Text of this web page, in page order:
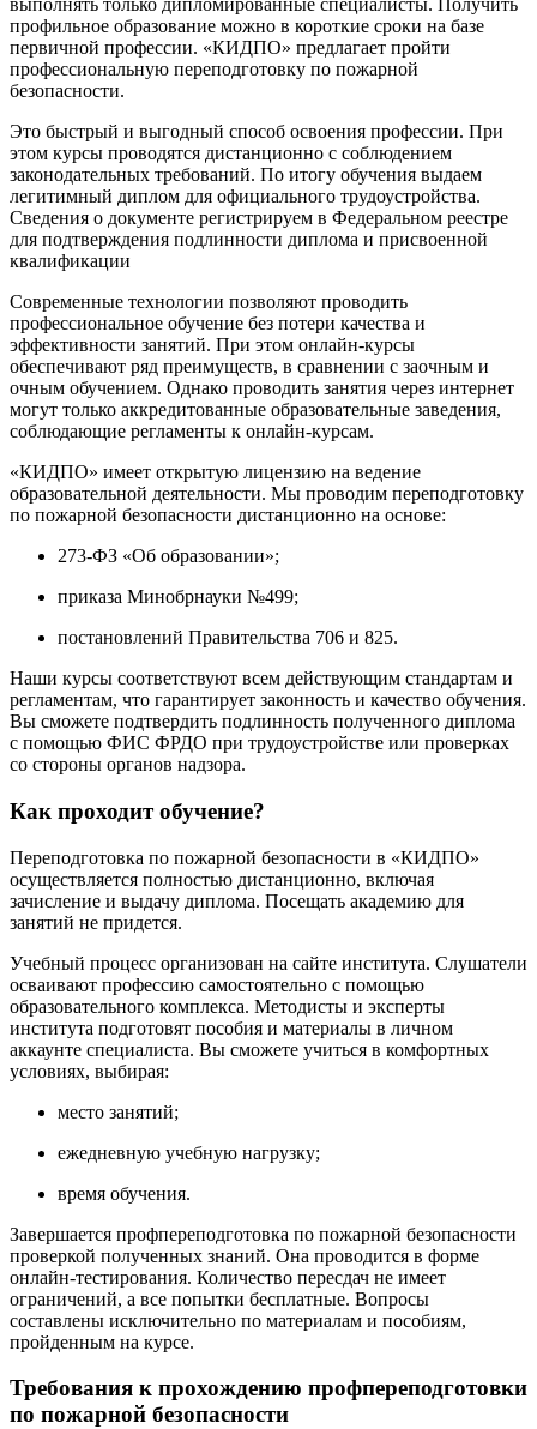
выполнять только дипломированные специалисты. Получить
профильное образование можно в короткие сроки на базе
первичной профессии. «КИДПО» предлагает пройти
профессиональную переподготовку по пожарной
безопасности.
Это быстрый и выгодный способ освоения профессии. При
этом курсы проводятся дистанционно с соблюдением
законодательных требований. По итогу обучения выдаем
легитимный диплом для официального трудоустройства.
Сведения о документе регистрируем в Федеральном реестре
для подтверждения подлинности диплома и присвоенной
квалификации
Современные технологии позволяют проводить
профессиональное обучение без потери качества и
эффективности занятий. При этом онлайн-курсы
обеспечивают ряд преимуществ, в сравнении с заочным и
очным обучением. Однако проводить занятия через интернет
могут только аккредитованные образовательные заведения,
соблюдающие регламенты к онлайн-курсам.
«КИДПО» имеет открытую лицензию на ведение
образовательной деятельности. Мы проводим переподготовку
по пожарной безопасности дистанционно на основе:
273-ФЗ «Об образовании»;
приказа Минобрнауки №499;
постановлений Правительства 706 и 825.
Наши курсы соответствуют всем действующим стандартам и
регламентам, что гарантирует законность и качество обучения.
Вы сможете подтвердить подлинность полученного диплома
с помощью ФИС ФРДО при трудоустройстве или проверках
со стороны органов надзора.
Как проходит обучение?
Переподготовка по пожарной безопасности в «КИДПО»
осуществляется полностью дистанционно, включая
зачисление и выдачу диплома. Посещать академию для
занятий не придется.
Учебный процесс организован на сайте института. Слушатели
осваивают профессию самостоятельно с помощью
образовательного комплекса. Методисты и эксперты
института подготовят пособия и материалы в личном
аккаунте специалиста. Вы сможете учиться в комфортных
условиях, выбирая:
место занятий;
ежедневную учебную нагрузку;
время обучения.
Завершается профпереподготовка по пожарной безопасности
проверкой полученных знаний. Она проводится в форме
онлайн-тестирования. Количество пересдач не имеет
ограничений, а все попытки бесплатные. Вопросы
составлены исключительно по материалам и пособиям,
пройденным на курсе.
Требования к прохождению профпереподготовки
по пожарной безопасности